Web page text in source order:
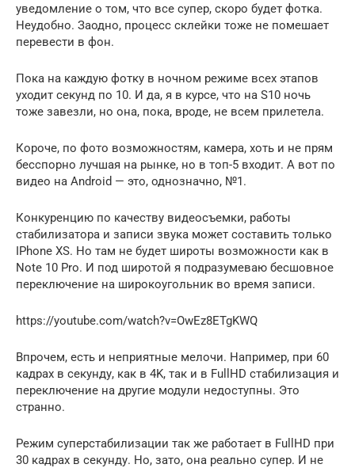
уведомление о том, что все супер, скоро будет фотка.
Неудобно. Заодно, процесс склейки тоже не помешает
перевести в фон.
Пока на каждую фотку в ночном режиме всех этапов
уходит секунд по 10. И да, я в курсе, что на S10 ночь
тоже завезли, но она, пока, вроде, не всем прилетела.
Короче, по фото возможностям, камера, хоть и не прям
бесспорно лучшая на рынке, но в топ-5 входит. А вот по
видео на Android — это, однозначно, №1.
Конкуренцию по качеству видеосъемки, работы
стабилизатора и записи звука может составить только
IPhone XS. Но там не будет широты возможности как в
Note 10 Pro. И под широтой я подразумеваю бесшовное
переключение на широкоугольник во время записи.
https://youtube.com/watch?v=OwEz8ETgKWQ
Впрочем, есть и неприятные мелочи. Например, при 60
кадрах в секунду, как в 4K, так и в FullHD стабилизация и
переключение на другие модули недоступны. Это
странно.
Режим суперстабилизации так же работает в FullHD при
30 кадрах в секунду. Но, зато, она реально супер. И не